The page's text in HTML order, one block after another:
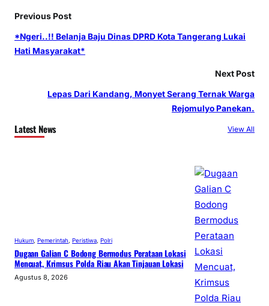
Previous Post
*Ngeri..!! Belanja Baju Dinas DPRD Kota Tangerang Lukai
Hati Masyarakat*
Next Post
Lepas Dari Kandang, Monyet Serang Ternak Warga
Rejomulyo Panekan.
Latest News View All
Hukum Pemerintah Peristiwa Polri
Dugaan Galian C Bodong Bermodus Perataan Lokasi
Mencuat, Krimsus Polda Riau Akan Tinjauan Lokasi
Agustus 8, 2026